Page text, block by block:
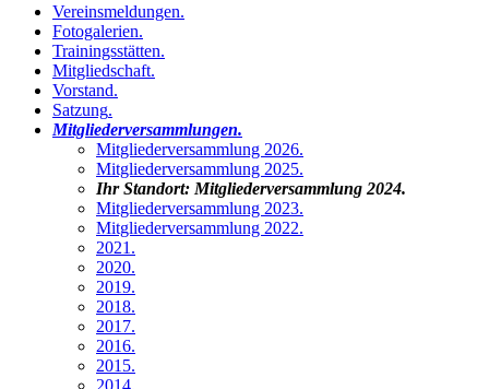
Vereinsmeldungen.
Fotogalerien.
Trainingsstätten.
Mitgliedschaft.
Vorstand.
Satzung.
Mitgliederversammlungen.
Mitgliederversammlung 2026.
Mitgliederversammlung 2025.
Ihr Standort: Mitgliederversammlung 2024.
Mitgliederversammlung 2023.
Mitgliederversammlung 2022.
2021 .
2020.
2019.
2018.
2017.
2016.
2015.
2014.